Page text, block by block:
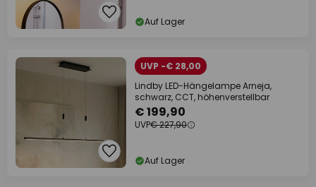
Auf Lager
UVP -€ 28,00
Lindby LED-Hängelampe Arneja,
schwarz, CCT, höhenverstellbar
€ 199,90
UVP€ 227,90
Auf Lager